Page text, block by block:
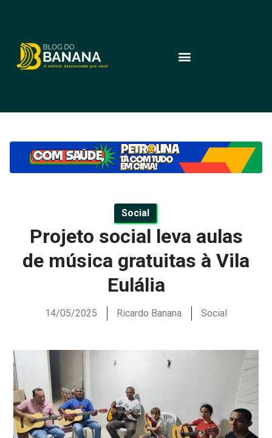
Social
Projeto social leva aulas
de música gratuitas à Vila
Eulália
14/05/2025 Ricardo Banana Social